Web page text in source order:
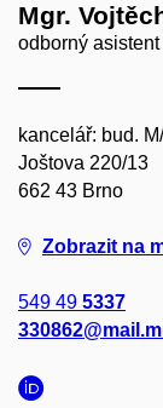
Mgr.
odborný
kancelář: bud.
Joštova 220/13
662 43 Brno
Zobrazit na
549 49 5337